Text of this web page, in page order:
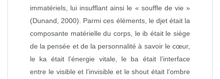
immatériels, lui insufflant ainsi le « souffle de vie »
(Dunand, 2000). Parmi ces éléments, le djet était la
composante matérielle du corps, le ib était le siège
de la pensée et de la personnalité à savoir le cœur,
le ka était l’énergie vitale, le ba était l’interface
entre le visible et l’invisible et le shout était l’ombre